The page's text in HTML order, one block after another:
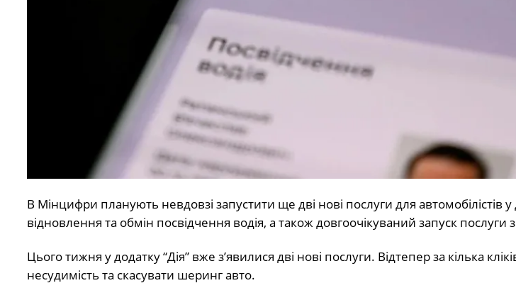
В Мінцифри планують невдовзі запустити ще дві нові послуги для автомобілістів
відновлення та обмін посвідчення водія, а також довгоочікуваний запуск послуги
Цього тижня у додатку “Дія” вже з’явилися дві нові послуги. Відтепер за кілька
несудимість та скасувати шеринг авто.